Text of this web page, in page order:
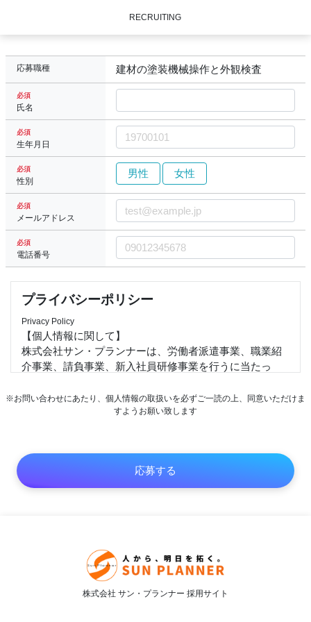
RECRUITING
応募職種 建材の塗装機械操作と外観検査
必須
氏名
必須
生年月日
必須
性別
男性 女性
必須
メールアドレス
必須
電話番号
プライバシーポリシー
Privacy Policy
【個人情報に関して】
株式会社サン・プランナーは、労働者派遣事業、職業紹
介事業、請負事業、新入社員研修事業を行うに当たっ
定個人情報等を保護することは重大な社会的責任と認識
します。以下の通り個人情報及び特定個人情報保護方針
1）個人情報及び特定個人情報等は、受託した業務並びに
従業者の雇用・人事管理上必要な範囲に限定して適切な
手段で取得、提供します。また、特定された利用目的の
は個人情報の紛失、破壊、改ざん及び漏えいなどのリス
クに関して教育、監査、改善を通して合理的な安全対策
を講じ、個人情報及び特定個人情報保護体制を継続的に
向上します。
※お問い合わせにあたり、個人情報の取扱いを必ずご一読の上、同意いただけま
すようお願い致します
株式会社 サン・プランナー 採用サイト